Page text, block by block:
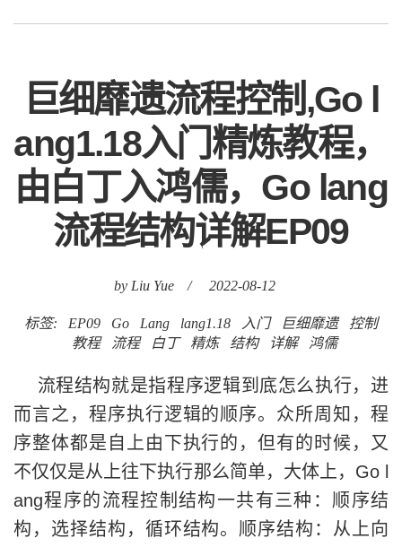
巨细靡遗流程控制,Go l
ang1.18入门精炼教程，
由白丁入鸿儒，Go lang
流程结构详解EP09
by Liu Yue / 2022-08-12
标签: EP09 Go Lang lang1.18 入门 巨细靡遗
控制
教程
流程 白丁 精炼 结构 详解 鸿儒
流程结构就是指程序逻辑到底怎么执行，进
而言之，程序执行逻辑的顺序。众所周知，程
序整体都是自上由下执行的，但有的时候，又
不仅仅是从上往下执行那么简单，大体上，Go l
ang程序的流程控制结构一共有三种：顺序结
构，选择结构，循环结构。顺序结构：从上向